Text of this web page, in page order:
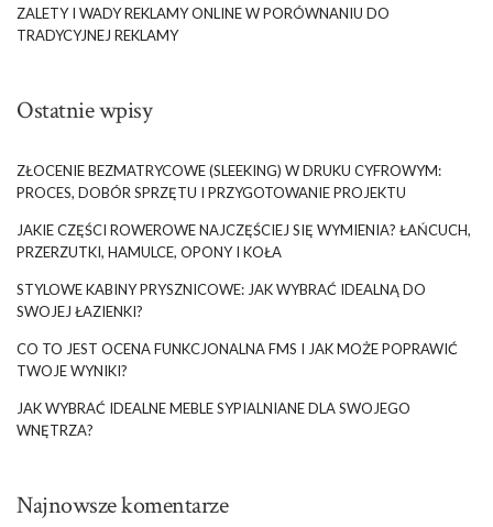
ZALETY I WADY REKLAMY ONLINE W PORÓWNANIU DO
TRADYCYJNEJ REKLAMY
Ostatnie wpisy
ZŁOCENIE BEZMATRYCOWE (SLEEKING) W DRUKU CYFROWYM:
PROCES, DOBÓR SPRZĘTU I PRZYGOTOWANIE PROJEKTU
JAKIE CZĘŚCI ROWEROWE NAJCZĘŚCIEJ SIĘ WYMIENIA? ŁAŃCUCH,
PRZERZUTKI, HAMULCE, OPONY I KOŁA
STYLOWE KABINY PRYSZNICOWE: JAK WYBRAĆ IDEALNĄ DO
SWOJEJ ŁAZIENKI?
CO TO JEST OCENA FUNKCJONALNA FMS I JAK MOŻE POPRAWIĆ
TWOJE WYNIKI?
JAK WYBRAĆ IDEALNE MEBLE SYPIALNIANE DLA SWOJEGO
WNĘTRZA?
Najnowsze komentarze